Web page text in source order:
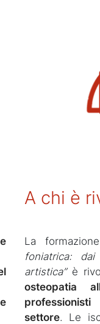
A chi è
La
foniatrica:
artistica”è
osteopatia
settore. Le